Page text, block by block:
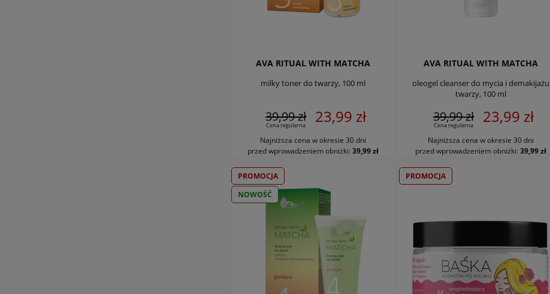
AVA RITUAL WITH MATCHA
milky toner do twarzy, 100 ml
39,99 zł
Cena regularna 23,99 zł
Najniższa cena w okresie 30 dni
przed wprowadzeniem obniżki: 39,99 zł
DO KOSZYKA
AVA RITUAL WITH MATCHA
oleogel cleanser do mycia i demakijażu
twarzy, 100 ml
39,99 zł
Cena regularna 23,99 zł
Najniższa cena w okresie 30 dni
przed wprowadzeniem obniżki: 39,99 zł
DO KOSZYKA
PROMOCJA
NOWOŚĆ
PROMOCJA